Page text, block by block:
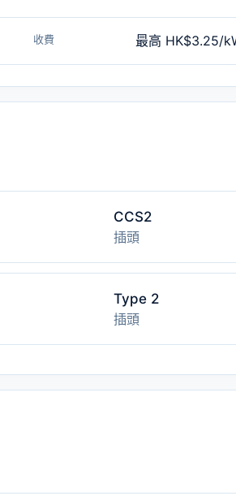
收費 最高 HK$3.25/
CCS2
插頭
Type 2
插頭